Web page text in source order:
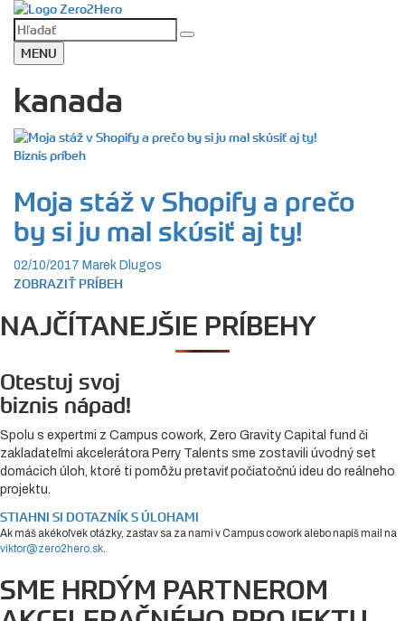
MENU
kanada
Biznis príbeh
Moja stáž v Shopify a prečo
by si ju mal skúsiť aj ty!
02/10/2017 Marek Dlugos
ZOBRAZIŤ PRÍBEH
NAJČÍTANEJŠIE PRÍBEHY
Otestuj svoj
biznis nápad!
Spolu s expertmi z Campus cowork, Zero Gravity Capital fund či
zakladateľmi akcelerátora Perry Talents sme zostavili úvodný set
domácich úloh, ktoré ti pomôžu pretaviť počiatočnú ideu do reálneho
projektu.
STIAHNI SI DOTAZNÍK S ÚLOHAMI
Ak máš akékoľvek otázky, zastav sa za nami v Campus cowork alebo napíš mail na
viktor@zero2hero.sk
SME HRDÝM PARTNEROM